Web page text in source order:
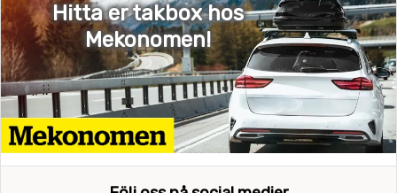
Hitta er takbox hos
Mekonomen!